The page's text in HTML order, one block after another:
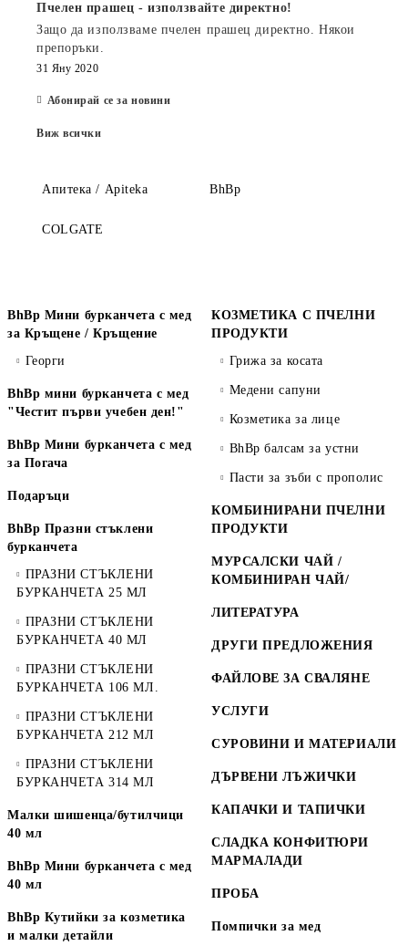
Пчелен прашец - използвайте директно!
Защо да използваме пчелен прашец директно. Някои
препоръки.
31 Яну 2020
Абонирай се за новини
Виж всички
Апитека / Apiteka BhBp
COLGATE
BhBp Мини бурканчета с мед
за Кръщене / Кръщение
Георги
BhBp мини бурканчета с мед
"Честит първи учебен ден!"
BhBp Мини бурканчета с мед
за Погача
Подаръци
BhBp Празни стъклени
бурканчета
ПРАЗНИ СТЪКЛЕНИ
БУРКАНЧЕТА 25 МЛ
ПРАЗНИ СТЪКЛЕНИ
БУРКАНЧЕТА 40 МЛ
ПРАЗНИ СТЪКЛЕНИ
БУРКАНЧЕТА 106 МЛ.
ПРАЗНИ СТЪКЛЕНИ
БУРКАНЧЕТА 212 МЛ
ПРАЗНИ СТЪКЛЕНИ
БУРКАНЧЕТА 314 МЛ
Малки шишенца/бутилчици
40 мл
BhBp Мини бурканчета с мед
40 мл
BhBp Кутийки за козметика
и малки детайли
КОЗМЕТИКА С ПЧЕЛНИ
ПРОДУКТИ
Грижа за косата
Медени сапуни
Козметика за лице
BhBp балсам за устни
Пасти за зъби с прополис
КОМБИНИРАНИ ПЧЕЛНИ
ПРОДУКТИ
МУРСАЛСКИ ЧАЙ /
КОМБИНИРАН ЧАЙ/
ЛИТЕРАТУРА
ДРУГИ ПРЕДЛОЖЕНИЯ
ФАЙЛОВЕ ЗА СВАЛЯНЕ
УСЛУГИ
СУРОВИНИ И МАТЕРИАЛИ
ДЪРВЕНИ ЛЪЖИЧКИ
КАПАЧКИ И ТАПИЧКИ
СЛАДКА КОНФИТЮРИ
МАРМАЛАДИ
ПРОБА
Помпички за мед